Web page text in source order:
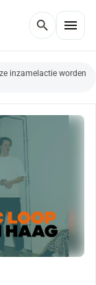
search menu
inzamelactie worden